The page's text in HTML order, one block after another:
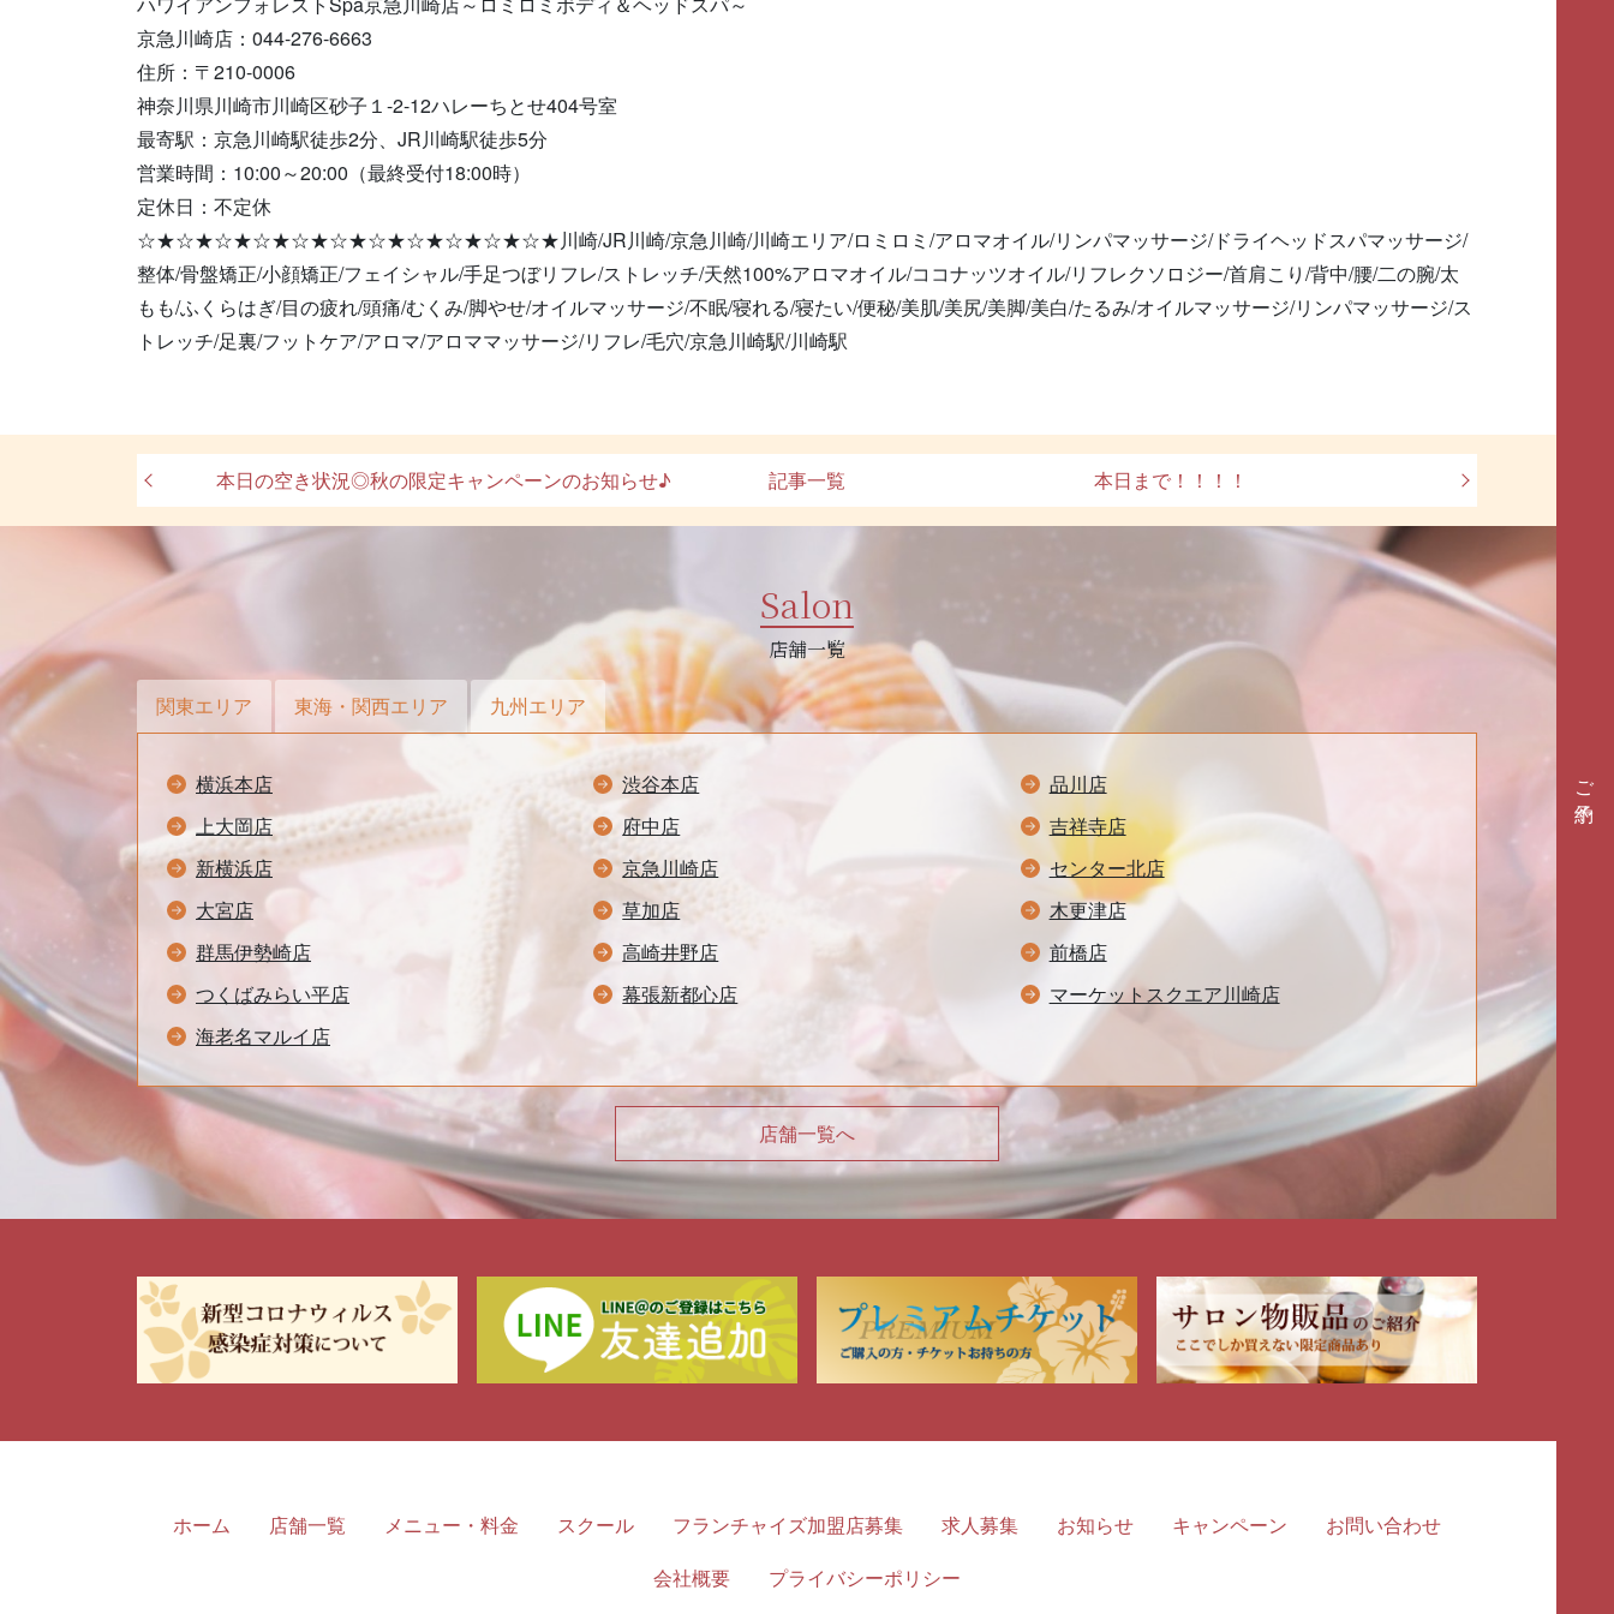
ご予約
京急川崎店：044-276-6663
住所：〒210-0006
神奈川県川崎市川崎区砂子１-2-12ハレーちとせ404号室
最寄駅：京急川崎駅徒歩2分、JR川崎駅徒歩5分
営業時間：10:00～20:00（最終受付18:00時）
定休日：不定休
☆★☆★☆★☆★☆★☆★☆★☆★☆★☆★☆★川崎/JR川崎/京急川崎/川崎エリア/ロミロミ/アロマオイル/リンパマッサージ/ドライヘッドスパマッサージ/
整体/骨盤矯正/小顔矯正/フェイシャル/手足つぼリフレ/ストレッチ/天然100%アロマオイル/ココナッツオイル/リフレクソロジー/首肩こり/背中/腰/二の腕/太
もも/ふくらはぎ/目の疲れ/頭痛/むくみ/脚やせ/オイルマッサージ/不眠/寝れる/寝たい/便秘/美肌/美尻/美脚/美白/たるみ/オイルマッサージ/リンパマッサージ/ス
トレッチ/足裏/フットケア/アロマ/アロママッサージ/リフレ/毛穴/京急川崎駅/川崎駅
本日の空き状況◎秋の限定キャンペーンのお知らせ♪ 記事一覧 本日まで！！！！
Salon
店舗一覧
関東エリア 東海・関西エリア 九州エリア
横浜本店 渋谷本店
品川店
上大岡店
府中店
吉祥寺店
新横浜店
京急川崎店
センター北店
大宮店
草加店
木更津店
群馬伊勢崎店
高崎井野店
前橋店
つくばみらい平店
幕張新都心店
マーケットスクエア川崎店
海老名マルイ店
店舗一覧へ
ホーム 店舗一覧 メニュー・料金 スクール フランチャイズ加盟店募集 求人募集 お知らせ キャンペーン
お問い合わせ
会社概要
プライバシーポリシー